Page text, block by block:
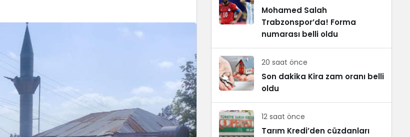
Sistem Modu
Sistem modunu seçin.
Mohamed Salah
Trabzonspor’da! Forma
numarası belli oldu
20 saat önce
Son dakika Kira zam oranı belli
oldu
12 saat önce
Tarım Kredi’den cüzdanları